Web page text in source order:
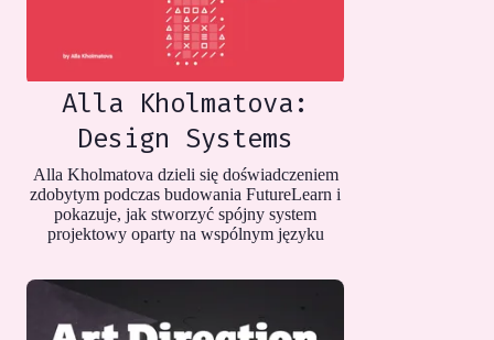
Alla Kholmatova:
Design Systems
Alla Kholmatova dzieli się doświadczeniem
zdobytym podczas budowania FutureLearn i
pokazuje, jak stworzyć spójny system
projektowy oparty na wspólnym języku